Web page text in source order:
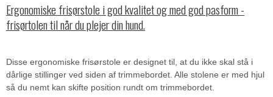
Ergonomiske frisørstole i god kvalitet og med god pasform -
frisørtolen til når du plejer din hund.
Disse ergonomiske frisørstole er designet til, at du ikke skal stå i
dårlige stillinger ved siden af trimmebordet. Alle stolene er med hjul
så du nemt kan skifte position rundt om trimmebordet.